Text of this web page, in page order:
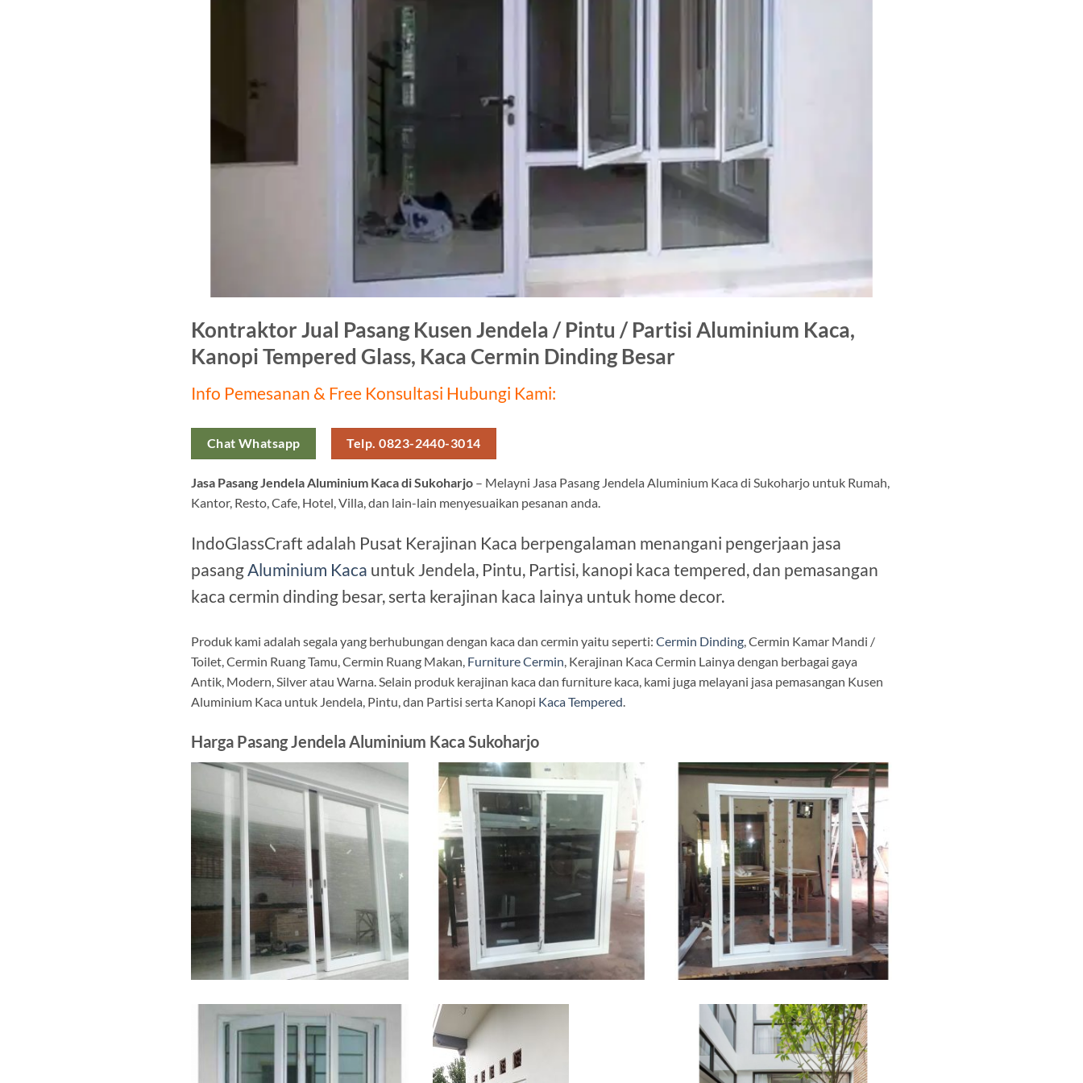
Kontraktor Jual Pasang Kusen Jendela / Pintu / Partisi Aluminium Kaca,
Kanopi Tempered Glass, Kaca Cermin Dinding Besar
Info Pemesanan & Free Konsultasi Hubungi Kami:
Chat Whatsapp Telp. 0823-2440-3014
Jasa Pasang Jendela Aluminium Kaca di Sukoharjo – Melayni Jasa Pasang Jendela Aluminium Kaca di Sukoharjo untuk Rumah,
Kantor, Resto, Cafe, Hotel, Villa, dan lain-lain menyesuaikan pesanan anda.
IndoGlassCraft adalah Pusat Kerajinan Kaca berpengalaman menangani pengerjaan jasa
pasang Aluminium Kaca untuk Jendela, Pintu, Partisi, kanopi kaca tempered, dan pemasangan
kaca cermin dinding besar, serta kerajinan kaca lainya untuk home decor.
Produk kami adalah segala yang berhubungan dengan kaca dan cermin yaitu seperti: Cermin Dinding , Cermin Kamar Mandi /
Toilet, Cermin Ruang Tamu, Cermin Ruang Makan, Furniture Cermin , Kerajinan Kaca Cermin Lainya dengan berbagai gaya
Antik, Modern, Silver atau Warna. Selain produk kerajinan kaca dan furniture kaca, kami juga melayani jasa pemasangan Kusen
Aluminium Kaca untuk Jendela, Pintu, dan Partisi serta Kanopi Kaca Tempered
Harga Pasang Jendela Aluminium Kaca Sukoharjo